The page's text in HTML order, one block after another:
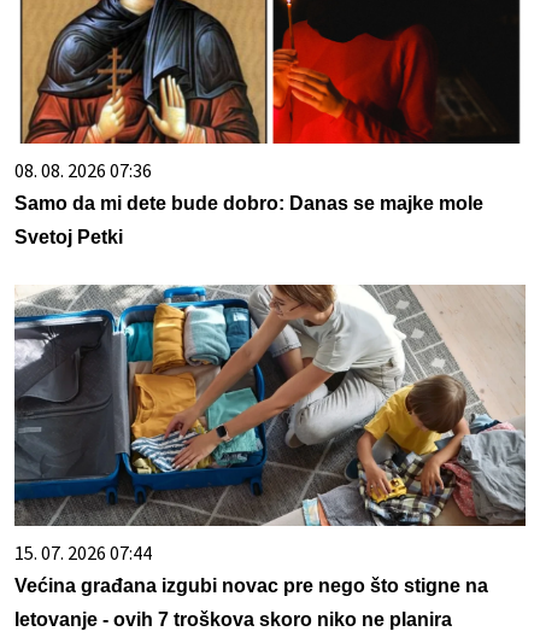
08. 08. 2026 07:36
Samo da mi dete bude dobro: Danas se majke mole
Svetoj Petki
15. 07. 2026 07:44
Većina građana izgubi novac pre nego što stigne na
letovanje - ovih 7 troškova skoro niko ne planira